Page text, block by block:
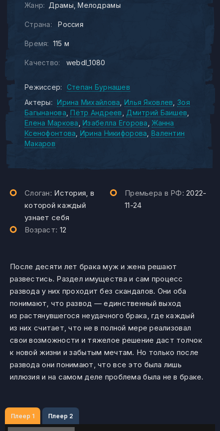
Жанр: Драмы Мелодрамы
Страна: Россия
Время: 115 м
Качество: webdl_1080
Режиссер:
Степан Бурнашев
Актеры:
Ирина Михайлова Илья Яковлев Зоя
Багынанова Пётр Андреев
Дмитрий Баишев
Елена Маркова
Изабелла Егорова
Жанна
Ксенофонтова Ирина Никифорова Валентин
Макаров
Слоган: История, в
которой каждый
узнает себя
Премьера в РФ:2022-
11-24
Возраст: 12
После десяти лет брака муж и жена решают
развестись. Раздел имущества и сам процесс
развода у них проходит без скандалов. Они оба
понимают, что развод — единственный выход
из растянувшегося неудачного брака, где каждый
из них считает, что не в полной мере реализовал
свои возможности и тяжелое решение даст толчок
к новой жизни и забытым мечтам. Но только после
развода они понимают, что все это была лишь
иллюзия и на самом деле проблема была не в браке.
Плеер 1 Плеер 2